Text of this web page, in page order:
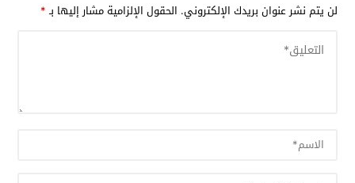
لن يتم نشر عنوان بريدك الإلكتروني. الحقول الإلزامية مشار إليها بـ*